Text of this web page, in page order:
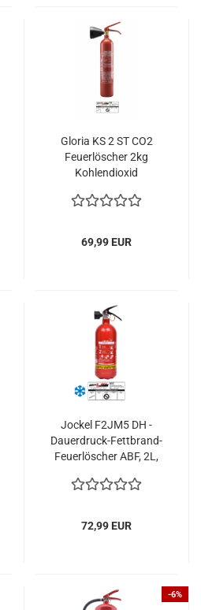
Gloria KS 2 ST CO2
Feuerlöscher 2kg
Kohlendioxid
69,99 EUR
Jockel F2JM5 DH -
Dauerdruck-Fettbrand-
Feuerlöscher ABF, 2L,
72,99 EUR
-6%